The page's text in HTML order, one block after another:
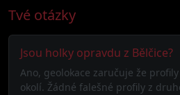
Tvé otázky
Jsou holky opravdu z Bělčice?
Ano, geolokace zaručuje že
okolí. Žádné falešné profily z